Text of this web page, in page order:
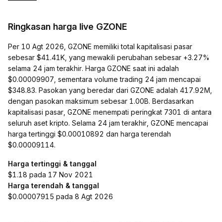
Ringkasan harga live GZONE
Per 10 Agt 2026, GZONE memiliki total kapitalisasi pasar
sebesar $41.41K, yang mewakili perubahan sebesar +3.27%
selama 24 jam terakhir. Harga GZONE saat ini adalah
$0.00009907, sementara volume trading 24 jam mencapai
$348.83. Pasokan yang beredar dari GZONE adalah 417.92M,
dengan pasokan maksimum sebesar 1.00B. Berdasarkan
kapitalisasi pasar, GZONE menempati peringkat 7301 di antara
seluruh aset kripto. Selama 24 jam terakhir, GZONE mencapai
harga tertinggi $0.00010892 dan harga terendah
$0.00009114.
Harga tertinggi & tanggal
$1.18 pada 17 Nov 2021
Harga terendah & tanggal
$0.00007915 pada 8 Agt 2026